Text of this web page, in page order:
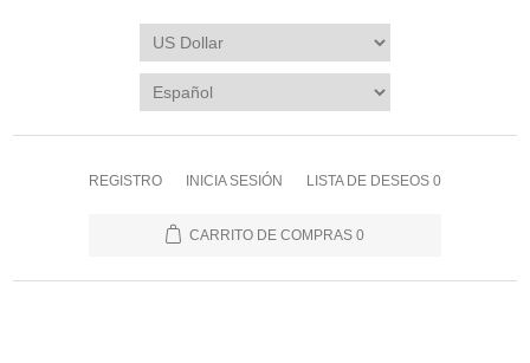
REGISTRO INICIA SESIÓN LISTA DE DESEOS 0
CARRITO DE COMPRAS 0